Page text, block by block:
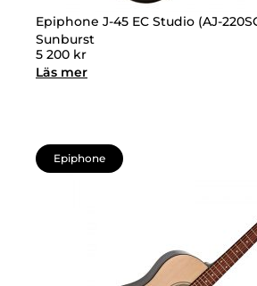
Epiphone J-45 EC Studio (AJ-
Sunburst
5 200 kr
Läs mer
Epiphone